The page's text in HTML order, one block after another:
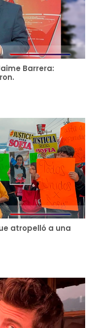
Barrera:
atropelló a una